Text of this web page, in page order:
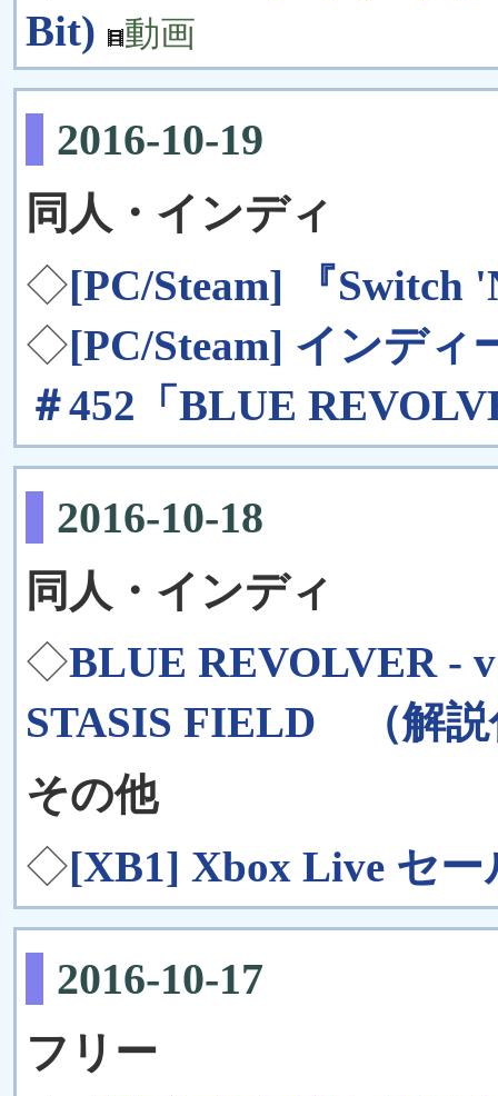
Bit)
動画
2016-10-19
同人・インディ
◇[PC/Steam] 『Switch
◇[PC/Steam] インディ
＃452「BLUE
2016-10-18
同人・インディ
◇BLUE REVOLVER -
STASIS FIELD （解
その他
◇[XB1] Xbox Live セー
2016-10-17
フリー